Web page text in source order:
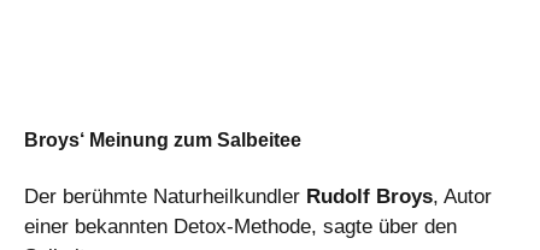
Broys‘ Meinung zum Salbeitee
Der berühmte Naturheilkundler Rudolf Broys, Autor
einer bekannten Detox-Methode, sagte über den